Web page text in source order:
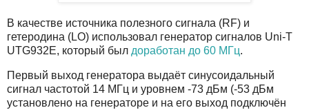
В качестве источника полезного сигнала (RF) и
гетеродина (LO) использовал генератор сигналов Uni-T
UTG932E, который был доработан до 60 МГц.
Первый выход генератора выдаёт синусоидальный
сигнал частотой 14 МГц и уровнем -73 дБм (-53 дБм
установлено на генераторе и на его выход подключён